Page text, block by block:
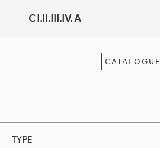
C I.II.III.IV. A
CATALOGUE
TYPE